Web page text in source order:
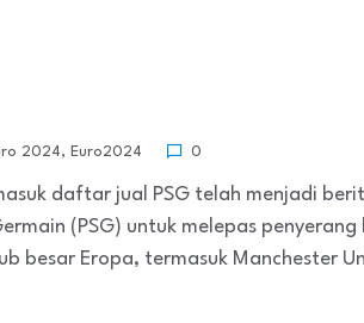
2024, Euro2024 0
daftar jual PSG telah menjadi
(PSG) untuk melepas
besar Eropa, termasuk Manchester